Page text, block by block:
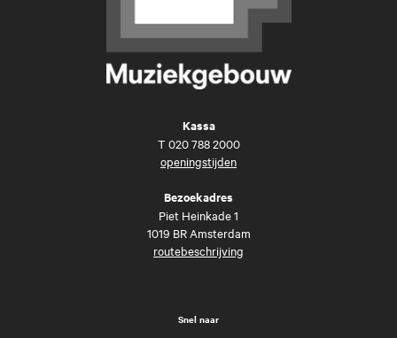
Kassa
T 020 788 2000
openingstijden
Bezoekadres
Piet Heinkade 1
1019 BR Amsterdam
routebeschrijving
Snel naar